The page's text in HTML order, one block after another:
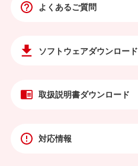
よくあるご質問
ソフトウェアダウンロード
取扱説明書ダウンロード
対応情報